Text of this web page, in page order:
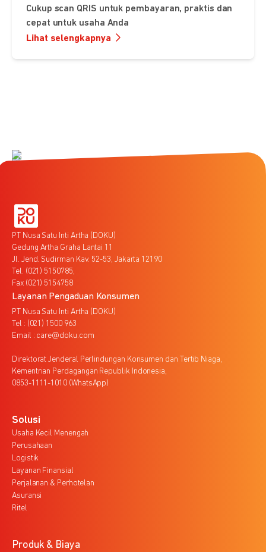
Cukup scan QRIS untuk pembayaran, praktis dan
cepat untuk usaha Anda
Lihat selengkapnya
PT Nusa Satu Inti Artha (DOKU)
Gedung Artha Graha Lantai 11
Jl. Jend. Sudirman Kav. 52-53, Jakarta 12190
Tel. (021) 5150785,
Fax (021) 5154758
Layanan Pengaduan Konsumen
PT Nusa Satu Inti Artha (DOKU)
Tel : (021) 1500 963
Email : care@doku.com
Direktorat Jenderal Perlindungan Konsumen dan Tertib Niaga,
Kementrian Perdagangan Republik Indonesia,
0853-1111-1010 (WhatsApp)
Solusi
Usaha Kecil Menengah
Perusahaan
Logistik
Layanan Finansial
Perjalanan & Perhotelan
Asuransi
Ritel
Produk & Biaya